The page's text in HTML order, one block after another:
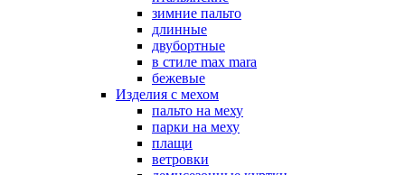
зимние пальто
длинные
двубортные
в стиле max mara
бежевые
Изделия с мехом
пальто на меху
парки на меху
плащи
ветровки